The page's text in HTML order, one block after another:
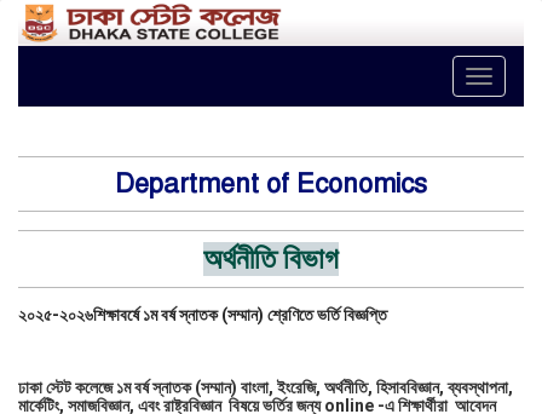
Toggle
Department of Economics
অর্থনীতি বিভাগ
২০২৫-২০২৬শিক্ষাবর্ষে ১ম বর্ষ স্নাতক (সম্মান) শ্রেণিতে ভর্তি বিজ্ঞপ্তি
ঢাকা স্টেট কলেজে ১ম বর্ষ স্নাতক (সম্মান) বাংলা, ইংরেজি, অর্থনীতি, হিসাববিজ্ঞান, ব্যবস্থাপনা,
মার্কেটিং, সমাজবিজ্ঞান, এবং রাষ্ট্রবিজ্ঞান বিষয়ে ভর্তির জন্য online -এ শিক্ষার্থীরা আবেদন